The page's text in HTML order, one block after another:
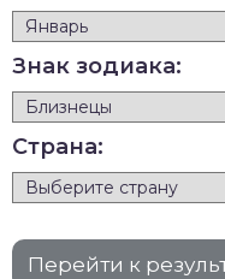
Знак зодиака:
Страна: